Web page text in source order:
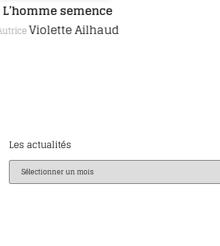
Moi, Ambroise Paré, chirurgien de
guerre, aimé des rois et des
Les actualités